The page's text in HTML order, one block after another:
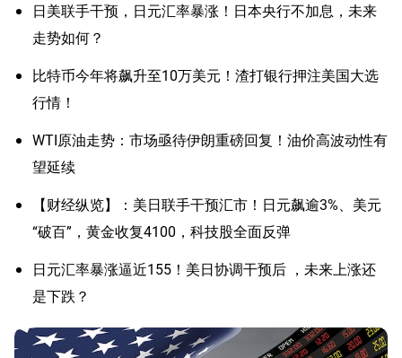
日美联手干预，日元汇率暴涨！日本央行不加息，未来
走势如何？
比特币今年将飙升至10万美元！渣打银行押注美国大选
行情！
WTI原油走势：市场亟待伊朗重磅回复！油价高波动性有
望延续
【财经纵览】：美日联手干预汇市！日元飙逾3%、美元
“破百”，黄金收复4100，科技股全面反弹
日元汇率暴涨逼近155！美日协调干预后 ，未来上涨还
是下跌？